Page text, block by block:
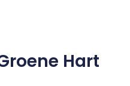
Hart